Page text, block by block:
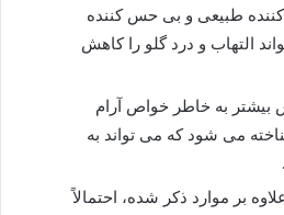
طبیعی و بی حس کننده
التهاب و درد گلو را کاهش
به خاطر خواص آرام
می شود که می تواند به
بر موارد ذکر شده، احتمالاً